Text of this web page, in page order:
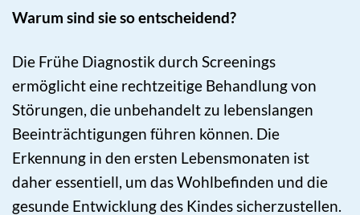
Warum sind sie so entscheidend?
Die Frühe Diagnostik durch Screenings
ermöglicht eine rechtzeitige Behandlung von
Störungen, die unbehandelt zu lebenslangen
Beeinträchtigungen führen können. Die
Erkennung in den ersten Lebensmonaten ist
daher essentiell, um das Wohlbefinden und die
gesunde Entwicklung des Kindes sicherzustellen.